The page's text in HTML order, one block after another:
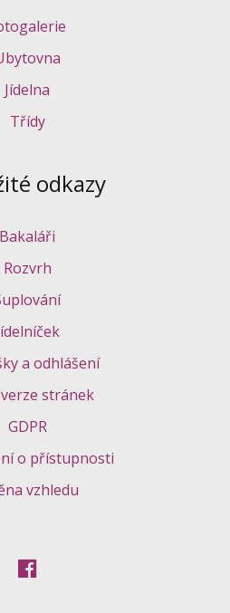
Jídelna
Třídy
odkazy
Bakaláři
Rozvrh
a odhlášení
stránek
GDPR
o přístupnosti
vzhledu